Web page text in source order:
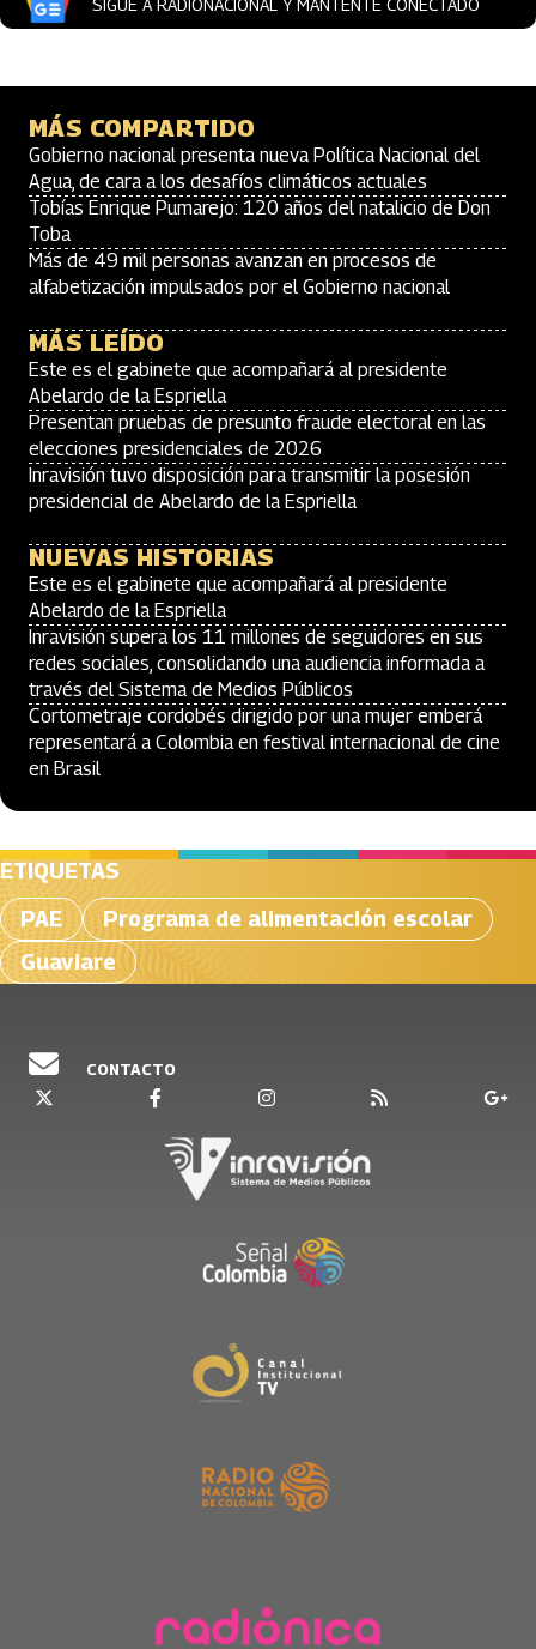
SIGUE A RADIONACIONAL Y MANTENTE CONECTADO
MÁS COMPARTIDO
Gobierno nacional presenta nueva Política Nacional del
Agua, de cara a los desafíos climáticos actuales
Tobías Enrique Pumarejo: 120 años del natalicio de Don
Toba
Más de 49 mil personas avanzan en procesos de
alfabetización impulsados por el Gobierno nacional
MÁS LEÍDO
Este es el gabinete que acompañará al presidente
Abelardo de la Espriella
Presentan pruebas de presunto fraude electoral en las
elecciones presidenciales de 2026
Inravisión tuvo disposición para transmitir la posesión
presidencial de Abelardo de la Espriella
NUEVAS HISTORIAS
Este es el gabinete que acompañará al presidente
Abelardo de la Espriella
Inravisión supera los 11 millones de seguidores en sus
redes sociales, consolidando una audiencia informada a
través del Sistema de Medios Públicos
Cortometraje cordobés dirigido por una mujer emberá
representará a Colombia en festival internacional de cine
en Brasil
ETIQUETAS
PAE
Programa de alimentación escolar
Guaviare
CONTACTO